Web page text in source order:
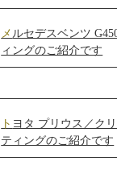
メルセデスベンツ G450d／インテリアコーテ
ィングのご紹介です
トヨタ プリウス／クリアガード コードSコー
ティングのご紹介です